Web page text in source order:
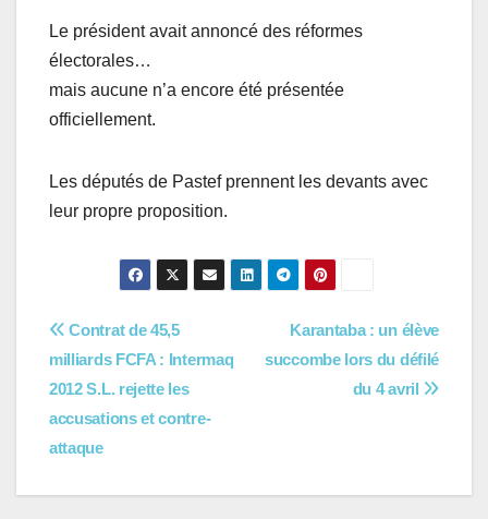
Le président avait annoncé des réformes
électorales…
mais aucune n’a encore été présentée
officiellement.
Les députés de Pastef prennent les devants avec
leur propre proposition.
Navigation
de
l’article
Karantaba : un élève
succombe lors du défilé
du 4 avril
Contrat de 45,5
milliards FCFA : Intermaq
2012 S.L. rejette les
accusations et contre-
attaque